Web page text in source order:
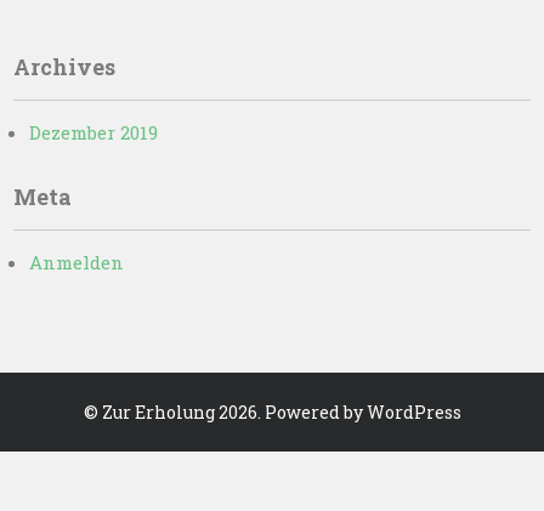
Archives
Dezember 2019
Meta
Anmelden
© Zur Erholung2026. Powered by WordPress